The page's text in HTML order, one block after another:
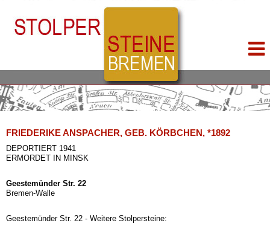
FRIEDERIKE ANSPACHER, GEB. KÖRBCHEN, *1892
DEPORTIERT 1941
ERMORDET IN MINSK
Geestemünder Str. 22
Bremen-Walle
Geestemünder Str. 22 - Weitere Stolpersteine: